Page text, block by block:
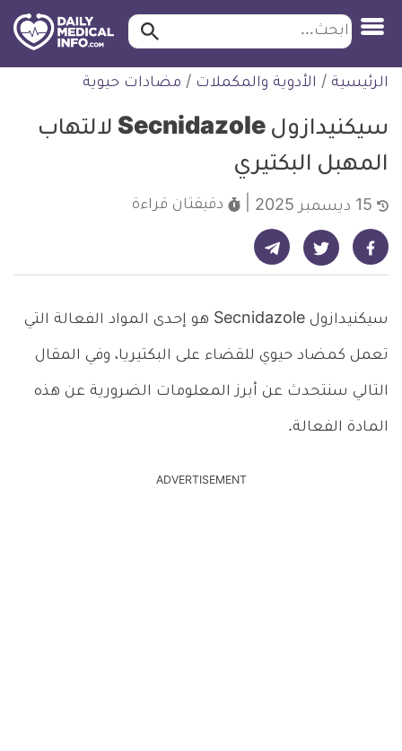
التخطي
للمحتوى
طبية
ابحث ابحث…
الرئيسية / الأدوية والمكملات / مضادات حيوية
سيكنيدازول Secnidazole لالتهاب
المهبل البكتيري
دقيقتان قراءة
شارك على فيسبوك - ديلي ميديكال انفو شارك على تويتر - ديلي ميديكال انفو شارك على تيليجرام - ديلي ميديكال انفو
سيكنيدازول Secnidazole هو إحدى المواد الفعالة التي
تعمل كمضاد حيوي للقضاء على البكتيريا، وفي المقال
التالي سنتحدث عن أبرز المعلومات الضرورية عن هذه
المادة الفعالة.
ADVERTISEMENT